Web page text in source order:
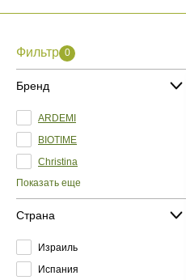
Фильтр 0
Бренд
ARDEMI
BIOTIME
Christina
Показать еще
Страна
Израиль
Испания